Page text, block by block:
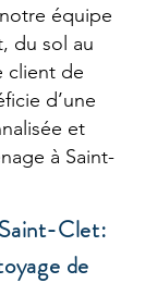
équipe
du sol au
client de
d’une
et
à Saint-
Clet:
de